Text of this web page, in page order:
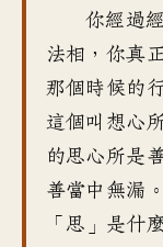
你經過
法相 ， 你真
那個時候的
這個叫想心
的思心所是
善當中無漏
「 思」是什